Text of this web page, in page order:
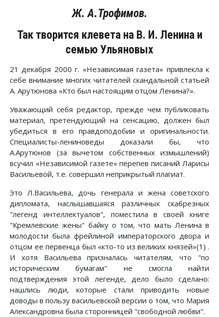
Ж. А.Трофимов.
Так творится клевета на В. И. Ленина и
семью Ульяновых
21 декабря 2000 г. «Независимая газета» привлекла к
себе внимание многих читателей скандальной статьей
А. Арутюнова «Кто был настоящим отцом Ленина?».
Уважающий себя редактор, прежде чем публиковать
материал, претендующий на сенсацию, должен был
убедиться в его правдоподобии и оригинальности.
Специалисты-лениноведы доказали бы, что
А.Арутюнов (за вычетом собственных измышлений)
всучил «Независимой газете» перепев писаний Ларисы
Васильевой, т.е. совершил неприкрытый плагиат.
Это Л.Васильева, дочь генерала и жена советского
дипломата, наслышавшаяся различных скабрезных
"легенд интеллектуалов", поместила в своей книге
"Кремлевские жены" байку о том, что мать Ленина в
молодости была фрейлиной императорского двора и
отцом ее первенца был «кто-то из великих князей»(1) .
И хотя Васильева призналась читателям, что "по
историческим бумагам" не смогла найти
подтверждения этой легенде, дело было сделано:
нашлись люди, которые стали приводить новые
доводы в пользу васильевской версии о том, что Мария
Александровна была сторонницей "свободной любви".